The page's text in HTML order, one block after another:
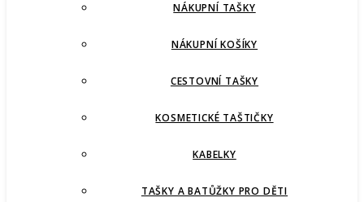
NÁKUPNÍ TAŠKY
NÁKUPNÍ KOŠÍKY
CESTOVNÍ TAŠKY
KOSMETICKÉ TAŠTIČKY
KABELKY
TAŠKY A BATŮŽKY PRO DĚTI